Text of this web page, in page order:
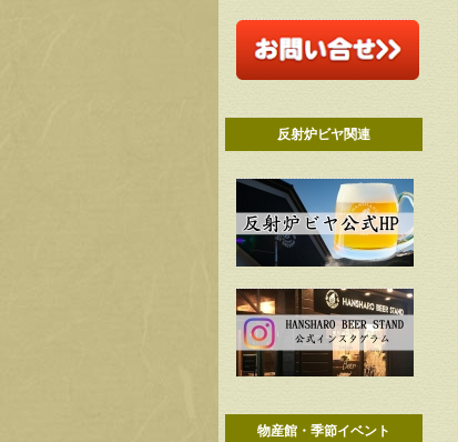
反射炉ビヤ関連
物産館・季節イベント